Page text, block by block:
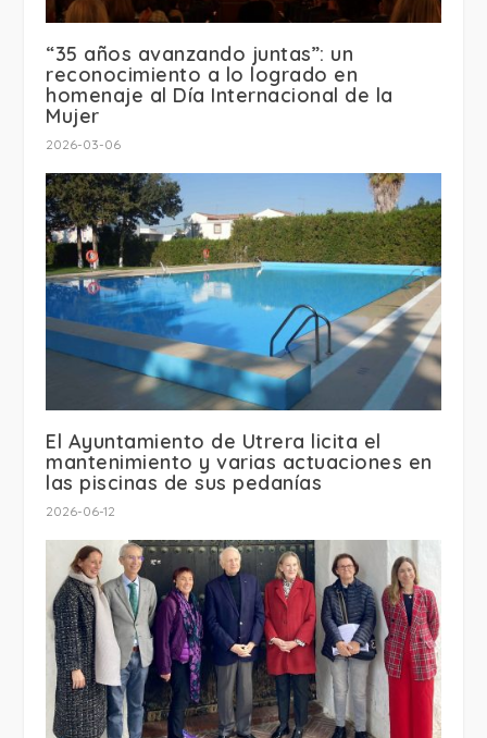
“35 años avanzando juntas”: un
reconocimiento a lo logrado en
homenaje al Día Internacional de la
Mujer
2026-03-06
El Ayuntamiento de Utrera licita el
mantenimiento y varias actuaciones en
las piscinas de sus pedanías
2026-06-12